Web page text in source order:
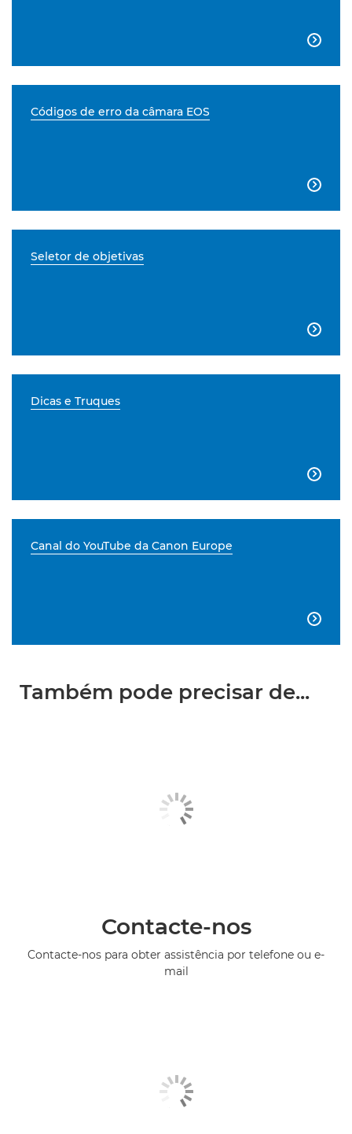

Códigos de erro da câmara EOS

Seletor de objetivas

Dicas e Truques

Canal do YouTube da Canon Europe

Também pode precisar de...
Contacte-nos
Contacte-nos para obter assistência por telefone ou e-
mail